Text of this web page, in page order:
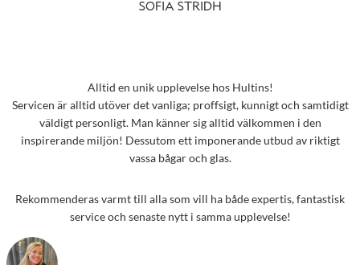
SOFIA STRIDH
Alltid en unik upplevelse hos Hultins!
Servicen är alltid utöver det vanliga; proffsigt, kunnigt och samtidigt
väldigt personligt. Man känner sig alltid välkommen i den
inspirerande miljön! Dessutom ett imponerande utbud av riktigt
vassa bågar och glas.
Rekommenderas varmt till alla som vill ha både expertis, fantastisk
service och senaste nytt i samma upplevelse!